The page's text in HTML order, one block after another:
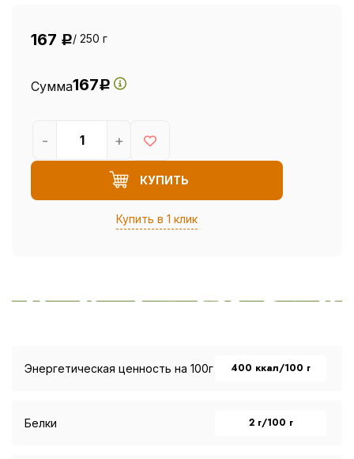
167 Р/ 250 г
Сумма167Р
КУПИТЬ
Купить в 1 клик
- +
Энергетическая ценность на 100г 400 ккал/100 г
Белки 2 г/100 г